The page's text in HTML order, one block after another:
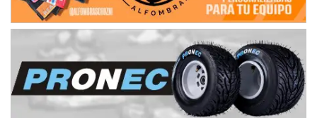
El Timbó (Tucumán)